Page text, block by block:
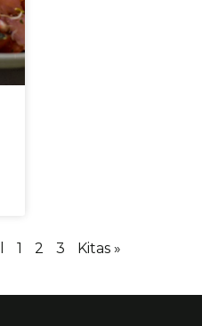
1 2 3 Kitas »